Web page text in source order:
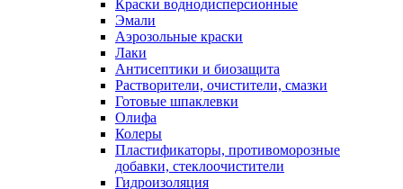
Краски воднодисперсионные
Эмали
Аэрозольные краски
Лаки
Антисептики и биозащита
Растворители, очистители, смазки
Готовые шпаклевки
Олифа
Колеры
Пластификаторы, противоморозные
добавки, стеклоочистители
Гидроизоляция